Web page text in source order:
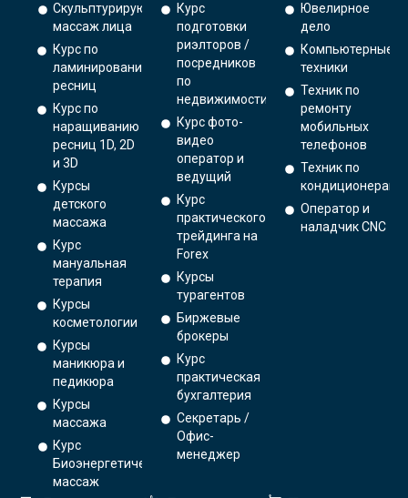
Скульптурирующий
массаж лица
Курс по
ламинированию
ресниц
Курс по
наращиванию
ресниц 1D, 2D
и 3D
Курсы
детского
массажа
Курс
мануальная
терапия
Курсы
косметологии
Курсы
маникюра и
педикюра
Курсы
массажа
Курс
Биоэнергетический
массаж
Курс
подготовки
риэлторов /
посредников
по
недвижимости
Курс фото-
видео
оператор и
ведущий
Курс
практического
трейдинга на
Forex
Курсы
турагентов
Биржевые
брокеры
Курс
практическая
бухгалтерия
Секретарь /
Офис-
менеджер
Ювелирное
дело
Компьютерные
техники
Техник по
ремонту
мобильных
телефонов
Техник по
кондиционерам
Оператор и
наладчик CNC